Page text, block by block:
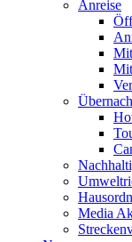
Anreise
Media